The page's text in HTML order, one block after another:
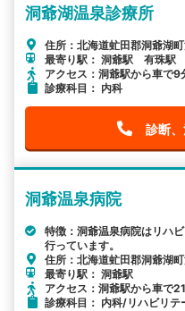
洞爺湖温泉診療所
住所：北海道虻田郡洞爺湖
最寄り駅： 洞爺駅 有珠駅
アクセス：洞爺駅から車で9
診療科目： 内科
診断
洞爺温泉病院
特徴：洞爺温泉病院はリハ
行っています。
住所：北海道虻田郡洞爺湖
最寄り駅： 洞爺駅
アクセス：洞爺駅から車で
診療科目： 内科/リハビリテ